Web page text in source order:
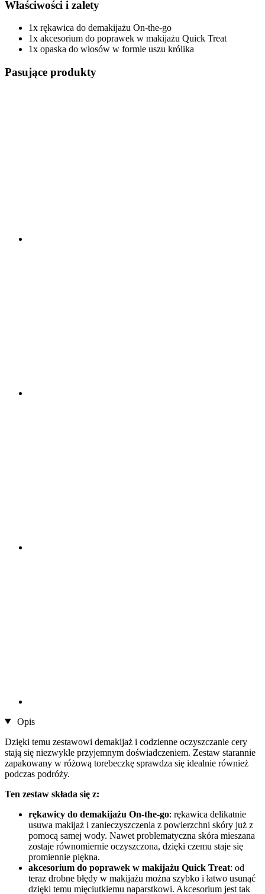
Właściwości i zalety
1x rękawica do demakijażu On-the-go
1x akcesorium do poprawek w makijażu Quick Treat
1x opaska do włosów w formie uszu królika
Pasujące produkty
Opis
Dzięki temu zestawowi demakijaż i codzienne oczyszczanie cery
stają się niezwykle przyjemnym doświadczeniem. Zestaw starannie
zapakowany w różową torebeczkę sprawdza się idealnie również
podczas podróży.
Ten zestaw składa się z:
rękawicy do demakijażu On-the-go: rękawica delikatnie
usuwa makijaż i zanieczyszczenia z powierzchni skóry już z
pomocą samej wody. Nawet problematyczna skóra mieszana
zostaje równomiernie oczyszczona, dzięki czemu staje się
promiennie piękna.
akcesorium do poprawek w makijażu Quick Treat: od
teraz drobne błędy w makijażu można szybko i łatwo usunąć
dzięki temu mięciutkiemu naparstkowi. Akcesorium jest tak